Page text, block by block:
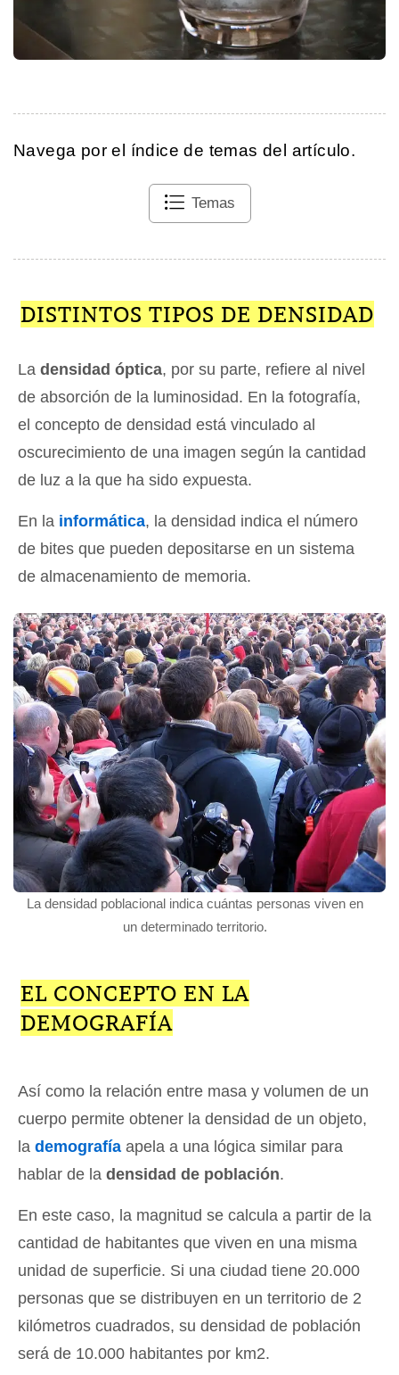
Navega por el índice de temas del artículo.
Temas
DISTINTOS TIPOS DE DENSIDAD
La densidad óptica, por su parte, refiere al nivel
de absorción de la luminosidad. En la fotografía,
el concepto de densidad está vinculado al
oscurecimiento de una imagen según la cantidad
de luz a la que ha sido expuesta.
En la informática, la densidad indica el número
de bites que pueden depositarse en un sistema
de almacenamiento de memoria.
La densidad poblacional indica cuántas personas viven en
un determinado territorio.
EL CONCEPTO EN LA
DEMOGRAFÍA
Así como la relación entre masa y volumen de un
cuerpo permite obtener la densidad de un objeto,
la demografía apela a una lógica similar para
hablar de la densidad de población.
En este caso, la magnitud se calcula a partir de la
cantidad de habitantes que viven en una misma
unidad de superficie. Si una ciudad tiene 20.000
personas que se distribuyen en un territorio de 2
kilómetros cuadrados, su densidad de población
será de 10.000 habitantes por km2.